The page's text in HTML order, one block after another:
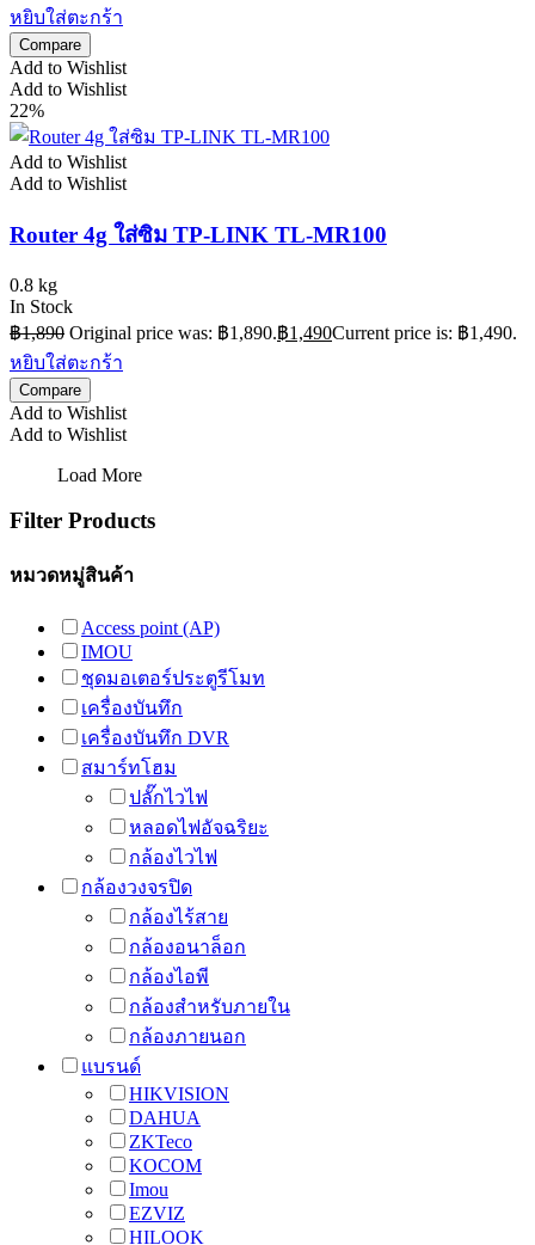
หยิบใส่ตะกร้า
Compare
Add to Wishlist
Add to Wishlist
22%
Add to Wishlist
Add to Wishlist
Router 4g ใส่ซิม TP-LINK TL-MR100
0.8 kg
In Stock
฿1,890 Original price was: ฿1,890.฿1,490Current price is: ฿1,490.
หยิบใส่ตะกร้า
Compare
Add to Wishlist
Add to Wishlist
Load More
Filter Products
หมวดหมู่สินค้า
Access point (AP)
IMOU
ชุดมอเตอร์ประตูรีโมท
เครื่องบันทึก
เครื่องบันทึก DVR
สมาร์ทโฮม
ปลั๊กไวไฟ
หลอดไฟอัจฉริยะ
กล้องไวไฟ
กล้องวงจรปิด
กล้องไร้สาย
กล้องอนาล็อก
กล้องไอพี
กล้องสำหรับภายใน
กล้องภายนอก
แบรนด์
HIKVISION
DAHUA
ZKTeco
KOCOM
Imou
EZVIZ
HILOOK